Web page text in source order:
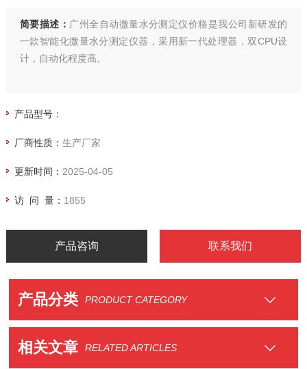
简要描述： 广州全自动微量水分测定仪价格是我公司新研发的
一款智能化微量水分测定仪器，采用新一代处理器，双CPU设
计，自动化程度高。
产品型号：
厂商性质： 生产厂家
更新时间： 2025-04-05
访 问 量： 1855
产品咨询 联系我们
产品分类 PRODUCT CATEGORY
相关文章 RELATED ARTICLES